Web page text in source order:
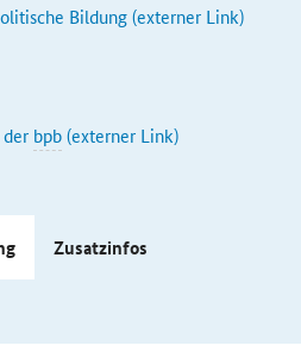
Bildung (externer Link)
der bpb(externer Link)
Zusatzinfos